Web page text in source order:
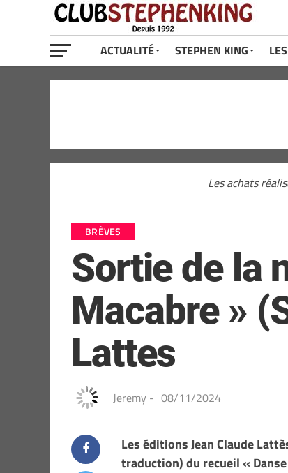
ACTUALITÉ STEPHEN KING
Les achats
BRÈVES
Sortie de la
Macabre »
Lattes
Jeremy - 08/11/2024
Les éditions Jean Claude
traduction) du recueil «